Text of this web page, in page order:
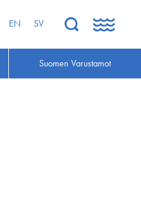
EN SV
Suomen Varustamot